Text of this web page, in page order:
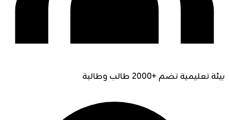
بيئة تعليمية تضم +2000 طالب وطالبة